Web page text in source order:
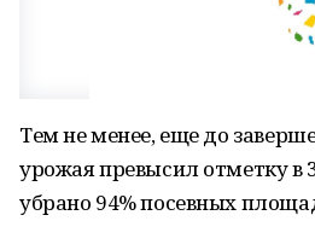
Тем не менее, еще до
урожая превысил отметку в
убрано 94% посевных